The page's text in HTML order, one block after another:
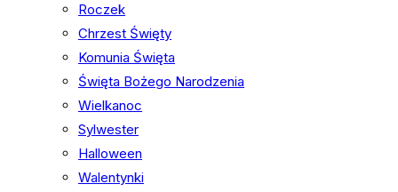
Roczek
Chrzest Święty
Komunia Święta
Święta Bożego Narodzenia
Wielkanoc
Sylwester
Halloween
Walentynki